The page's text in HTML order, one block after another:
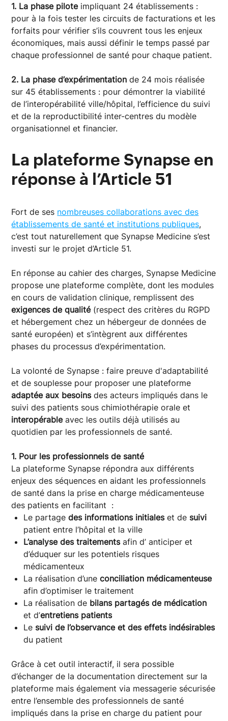
1. La phase piloteimpliquant 24 établissements :
pour à la fois tester les circuits de facturations et les
forfaits pour vérifier s’ils couvrent tous les enjeux
économiques, mais aussi définir le temps passé par
chaque professionnel de santé pour chaque patient.
2. La phase d’expérimentationde 24 mois réalisée
sur 45 établissements : pour démontrer la viabilité
de l’interopérabilité ville/hôpital, l’efficience du suivi
et de la reproductibilité inter-centres du modèle
organisationnel et financier.
La plateforme Synapse en
réponse à l’Article 51
Fort de ses nombreuses collaborations avec des
établissements de santé et institutions publiques,
c’est tout naturellement que Synapse Medicine s’est
investi sur le projet d’Article 51.
En réponse au cahier des charges, Synapse Medicine
propose une plateforme complète, dont les modules
en cours de validation clinique, remplissent des
exigences de qualité(respect des critères du RGPD
et hébergement chez un hébergeur de données de
santé européen) et s’intègrent aux différentes
phases du processus d’expérimentation.
La volonté de Synapse : faire preuve d'adaptabilité
et de souplesse pour proposer une plateforme
adaptée aux besoinsdes acteurs impliqués dans le
suivi des patients sous chimiothérapie orale et
interopérableavec les outils déjà utilisés au
quotidien par les professionnels de santé.
1. Pour les professionnels de santé
La plateforme Synapse répondra aux différents
enjeux des séquences en aidant les professionnels
de santé dans la prise en charge médicamenteuse
des patients en facilitant :
Le partagedes informations initialeset de suivi
patient entre l’hôpital et la ville
L’analyse des traitementsafin d’ anticiper et
d’éduquer sur les potentiels risques
médicamenteux
La réalisation d’uneconciliation médicamenteuse
afin d’optimiser le traitement
La réalisation de bilans partagés de médication
et d’entretiens patients
Le suivi de l’observance et des effets indésirables
du patient
Grâce à cet outil interactif, il sera possible
d’échanger de la documentation directement sur la
plateforme mais également via messagerie sécurisée
entre l’ensemble des professionnels de santé
impliqués dans la prise en charge du patient pour